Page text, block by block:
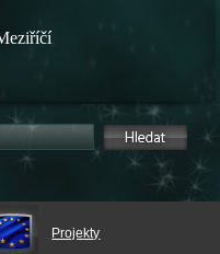
Projekty